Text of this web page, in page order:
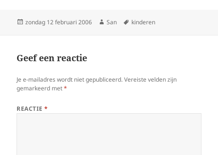
Geplaatst
zondag 12 februari 2006 Auteur
San Tags
kinderen
Geef een reactie
Je e-mailadres wordt niet gepubliceerd. Vereiste velden zijn
gemarkeerd met*
REACTIE*